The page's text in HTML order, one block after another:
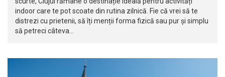
indoor care te pot scoate din rutina zilnică. Fie că vrei să te
distrezi cu prietenii, să îți menții forma fizică sau pur și simplu
să petreci câteva…